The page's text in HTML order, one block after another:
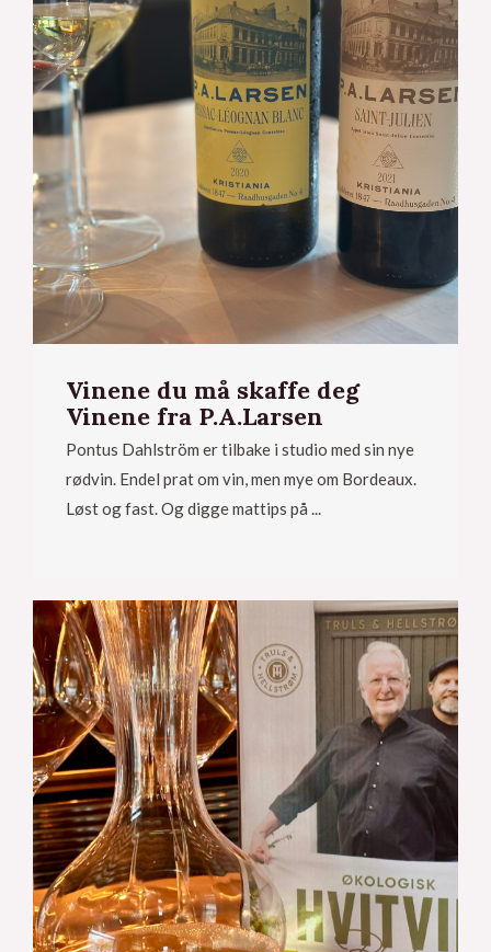
Vinene du må skaffe deg
Vinene fra P.A.Larsen
Pontus Dahlström er tilbake i studio med sin nye
rødvin. Endel prat om vin, men mye om Bordeaux.
Løst og fast. Og digge mattips på ...